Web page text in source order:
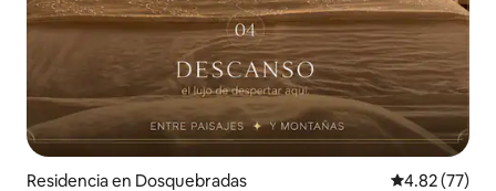
Residencia en Dosquebradas Calificación
4.82 (77)